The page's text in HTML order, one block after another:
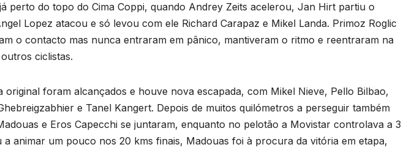
perto do topo do Cima Coppi, quando Andrey Zeits acelerou, Jan Hirt partiu o
Lopez atacou e só levou com ele Richard Carapaz e Mikel Landa. Primoz Roglic
o contacto mas nunca entraram em pânico, mantiveram o ritmo e reentraram na
ciclistas.
original foram alcançados e houve nova escapada, com Mikel Nieve, Pello Bilbao,
e Tanel Kangert. Depois de muitos quilómetros a perseguir também
e Eros Capecchi se juntaram, enquanto no pelotão a Movistar controlava a 3
animar um pouco nos 20 kms finais, Madouas foi à procura da vitória em etapa,